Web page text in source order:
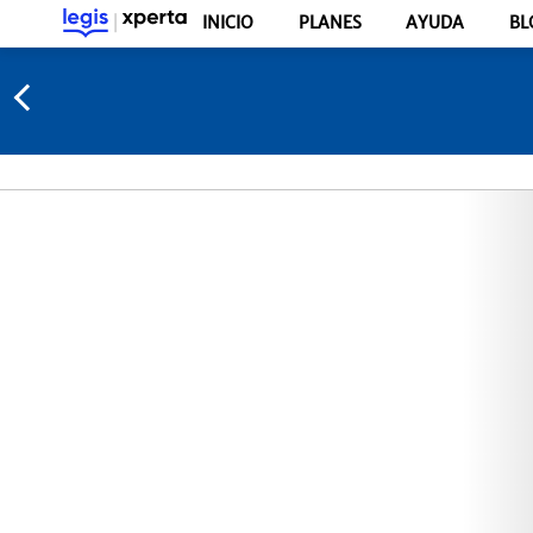
INICIO PLANES AYUDA